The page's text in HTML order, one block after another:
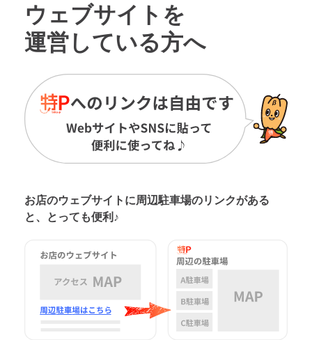
ウェブサイトを
運営している方へ
お店のウェブサイトに周辺駐車場のリンクがある
と、とっても便利♪